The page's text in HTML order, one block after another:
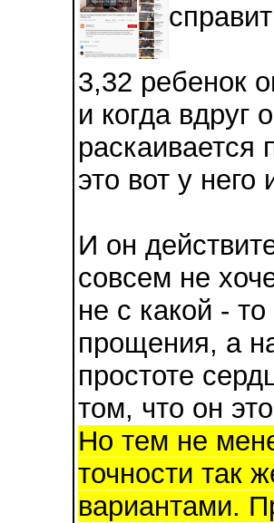
3,32 ребенок
и когда вдруг
это вот у
И он
совсем не
не с какой -
прощения, а
простоте
том, что он
Но тем не
точности так
вариантами.